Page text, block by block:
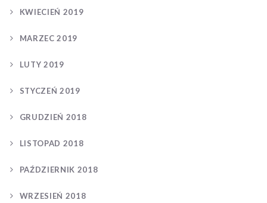
KWIECIEŃ 2019
MARZEC 2019
LUTY 2019
STYCZEŃ 2019
GRUDZIEŃ 2018
LISTOPAD 2018
PAŹDZIERNIK 2018
WRZESIEŃ 2018